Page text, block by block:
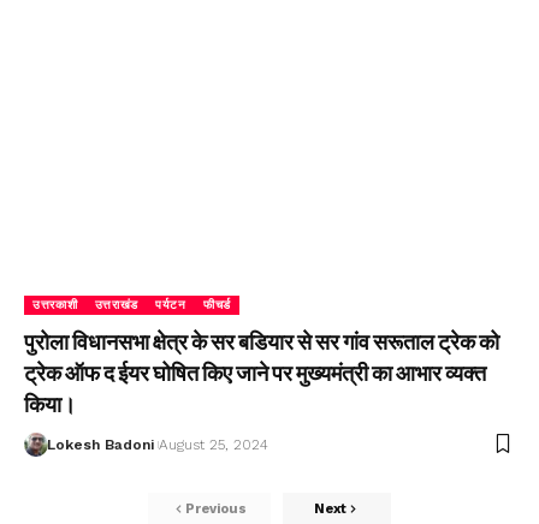
उत्तरकाशी उत्तराखंड पर्यटन फीचर्ड
पुरोला विधानसभा क्षेत्र के सर बडियार से सर गांव सरूताल ट्रेक को
ट्रेक ऑफ द ईयर घोषित किए जाने पर मुख्यमंत्री का आभार व्यक्त
किया।
Lokesh Badoni August 25, 2024
Previous Next